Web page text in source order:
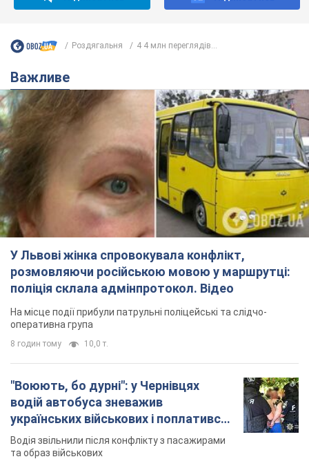
Роздягальня 4 4 млн переглядів...
Важливе
У Львові жінка спровокувала конфлікт,
розмовляючи російською мовою у маршрутці:
поліція склала адмінпротокол. Відео
На місце події прибули патрульні поліцейські та слідчо-
оперативна група
8 годин тому 10,0 т.
"Воюють, бо дурні": у Чернівцях
водій автобуса зневажив
українських військових і поплатився.
Відео
Водія звільнили після конфлікту з пасажирами
та образ військових